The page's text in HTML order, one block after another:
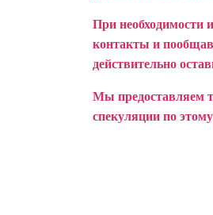
При необходимости
контакты и
действительно
Мы предоставляем
спекуляции по